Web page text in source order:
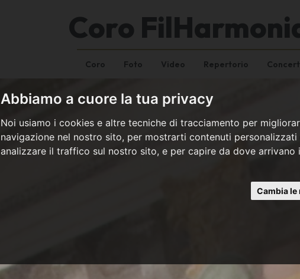
Abbiamo a cuore la tua privacy
Noi usiamo i cookies e altre tecniche di tracciamento per
navigazione nel nostro sito, per mostrarti contenuti personalizzati
analizzare il traffico sul nostro sito, e per capire da dove arrivano
Cambia
Coro
Coro Foto Video Repertorio